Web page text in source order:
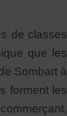
de classes
que les
Sombart à
forment les